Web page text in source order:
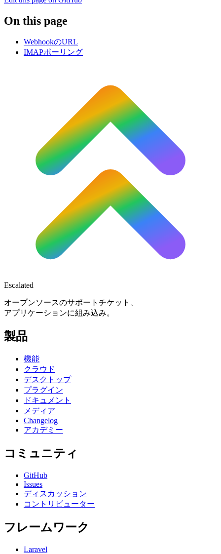
On this page
WebhookのURL
IMAPポーリング
Escalated
オープンソースのサポートチケット、
アプリケーションに組み込み。
製品
機能
クラウド
デスクトップ
プラグイン
ドキュメント
メディア
Changelog
アカデミー
コミュニティ
GitHub
Issues
ディスカッション
コントリビューター
フレームワーク
Laravel